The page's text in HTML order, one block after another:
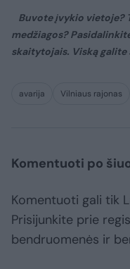
Buvote įvykio vietoje?
medžiagos?
skaitytojais. Viską galite
avarija Vilniaus rajonas
Komentuoti po
Komentuoti gali tik
Prisijunkite prie
bendruomenės ir